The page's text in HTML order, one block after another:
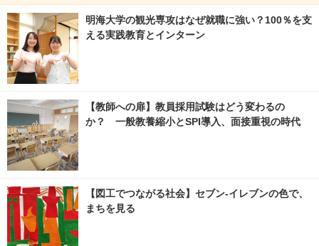
明海大学の観光専攻はなぜ就職に強い？100％を支
える実践教育とインターン
【教師への扉】教員採用試験はどう変わるの
か？ 一般教養縮小とSPI導入、面接重視の時代
【図工でつながる社会】セブン‐イレブンの色で、
まちを見る